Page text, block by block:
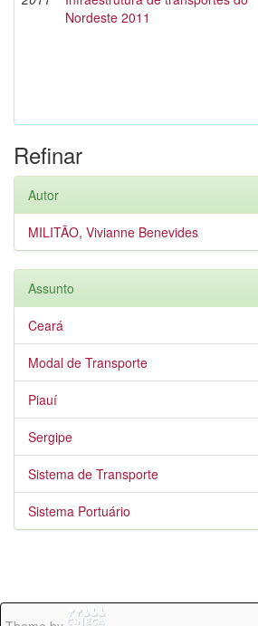
Nordeste 2011
Refinar
Autor
MILITÃO, Vivianne Benevides
Assunto
Ceará
Modal de Transporte
Piauí
Sergipe
Sistema de Transporte
Sistema Portuário